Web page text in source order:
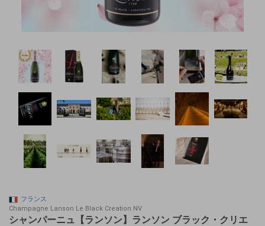
フランス
Champagne Lanson Le Black Creation NV
シャンパーニュ【ランソン】ランソン ブラック・クリエ